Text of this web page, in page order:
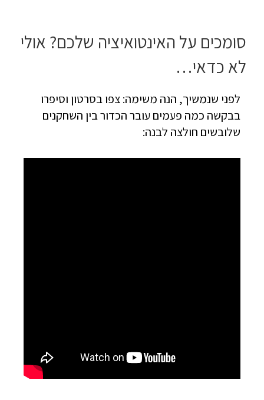
סומכים על האינטואיציה שלכם? אולי
לא כדאי…
לפני שנמשיך, הנה משימה: צפו בסרטון וסיפרו
בבקשה כמה פעמים עובר הכדור בין השחקנים
שלובשים חולצה לבנה: